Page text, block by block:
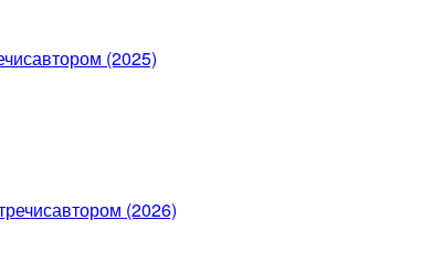
(2025)
(2026)